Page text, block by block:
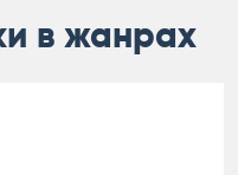
в жанрах